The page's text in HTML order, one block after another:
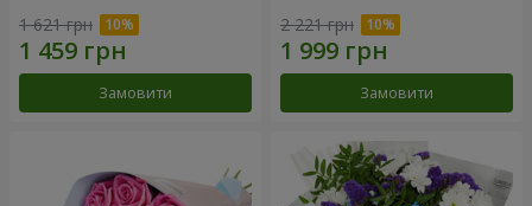
1 621 грн
Замовити
2 221 грн
Замовити